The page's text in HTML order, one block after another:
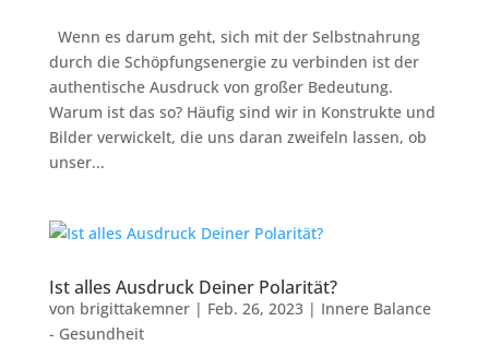
Wenn es darum geht, sich mit der Selbstnahrung
durch die Schöpfungsenergie zu verbinden ist der
authentische Ausdruck von großer Bedeutung.
Warum ist das so? Häufig sind wir in Konstrukte und
Bilder verwickelt, die uns daran zweifeln lassen, ob
unser...
Ist alles Ausdruck Deiner Polarität?
von brigittakemner| Feb. 26, 2023| Innere Balance
- Gesundheit